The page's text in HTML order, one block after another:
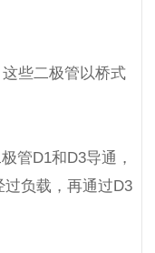
些二极管以桥式
管D1和D3导通，
负载，再通过D3